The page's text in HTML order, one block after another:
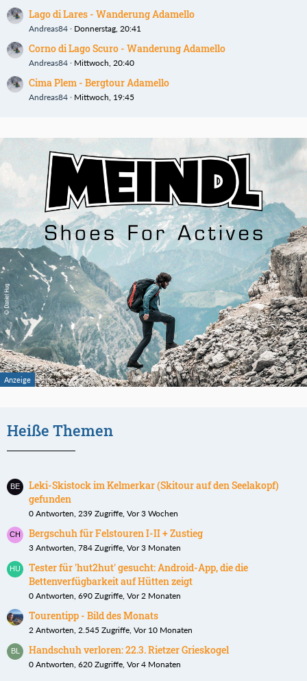
Lago di Lares - Wanderung Adamello
Andreas84 Donnerstag, 20:41
Corno di Lago Scuro - Wanderung Adamello
Andreas84 Mittwoch, 20:40
Cima Plem - Bergtour Adamello
Andreas84 Mittwoch, 19:45
Heiße Themen
Leki-Skistock im Kelmerkar (Skitour auf den Seelakopf)
gefunden
0 Antworten, 239 Zugriffe, Vor 3 Wochen
Bergschuh für Felstouren I-II + Zustieg
3 Antworten, 784 Zugriffe, Vor 3 Monaten
Tester für 'hut2hut' gesucht: Android-App, die die
Bettenverfügbarkeit auf Hütten zeigt
0 Antworten, 690 Zugriffe, Vor 2 Monaten
Tourentipp - Bild des Monats
2 Antworten, 2.545 Zugriffe, Vor 10 Monaten
Handschuh verloren: 22.3. Rietzer Grieskogel
0 Antworten, 620 Zugriffe, Vor 4 Monaten